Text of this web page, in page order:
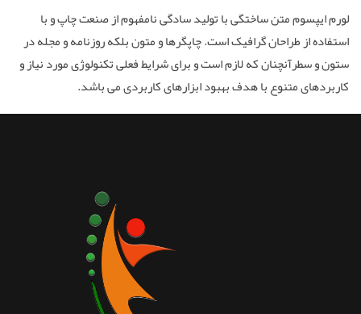
لورم ایپسوم متن ساختگی با تولید سادگی نامفهوم از صنعت چاپ و با
استفاده از طراحان گرافیک است. چاپگرها و متون بلکه روزنامه و مجله در
ستون و سطرآنچنان که لازم است و برای شرایط فعلی تکنولوژی مورد نیاز و
کاربردهای متنوع با هدف بهبود ابزارهای کاربردی می باشد.